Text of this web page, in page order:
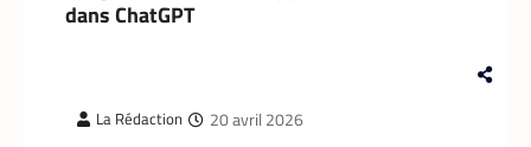
dans ChatGPT
La Rédaction 20 avril 2026
spécifiquement pour les coursiers, et